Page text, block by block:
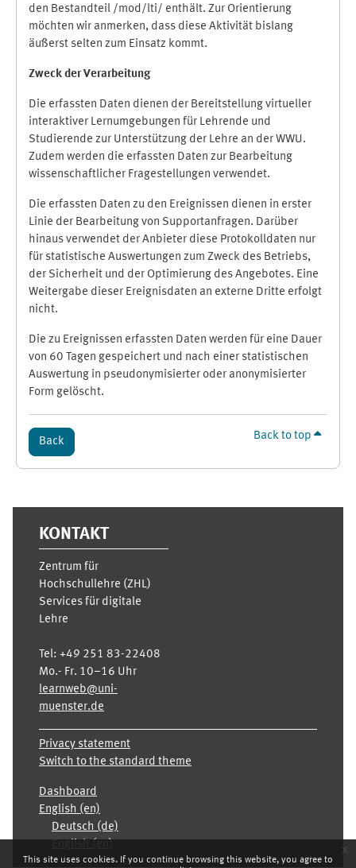
This site uses cookies. If you continue browsing this website, you agree to
x
den Bestandteil /mod/lti/ enthält. Zur Orientierung
möchten wir anmerken, dass diese Aktivität bislang
äußerst selten zum Einsatz kommt.
Zweck der Verarbeitung
Die erfassten Daten dienen der Bereitstellung virtueller
interaktiver Lernumgebungen für Lehrende und
Studierende zur Unterstützung der Lehre an der WWU.
Zudem werden die erfassten Daten zur Bearbeitung
wissenschaftlicher Fragestellungen verwendet.
Die erfassten Daten zu den Ereignissen dienen in erster
Linie der Bearbeitung von Supportanfragen. Darüber
hinaus verwendet der Anbieter diese Protokolldaten nur
für statistische Auswertungen zum Zweck des Betriebs,
der Sicherheit und der Optimierung des Angebotes. Eine
Weitergabe dieser Ereignisdaten an externe Dritte erfolgt
nicht.
Die zu Ereignissen erfassten Daten werden für eine Dauer
von 60 Tagen gespeichert und nach einer statistischen
Auswertung in pseudonymisierter oder anonymisierter
Form gelöscht.
Back Back to top
KONTAKT
Zentrum für
Hochschullehre (ZHL)
Services für digitale
Lehre
Tel: +49 251 83-22408
Mo.- Fr. 10–16 Uhr
learnweb@uni-
muenster.de
Privacy statement
Switch to the standard theme
Dashboard
English ‎(en)‎
Deutsch ‎(de)‎